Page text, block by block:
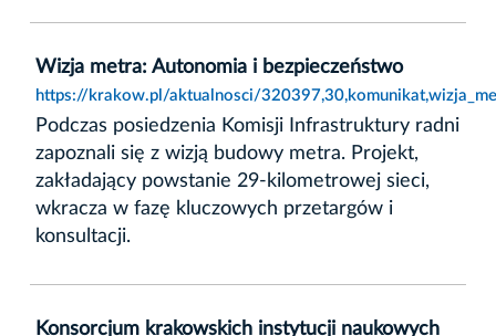
Wizja metra: Autonomia i bezpieczeństwo
https://krakow.pl/aktualnosci/
Podczas posiedzenia Komisji Infrastruktury radni
zapoznali się z wizją budowy metra. Projekt,
zakładający powstanie 29-kilometrowej sieci,
wkracza w fazę kluczowych przetargów i
konsultacji.
Konsorcjum krakowskich instytucji naukowych